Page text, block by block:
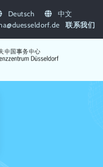
Deutsch
中文
@duesseldorf.de 联系我们